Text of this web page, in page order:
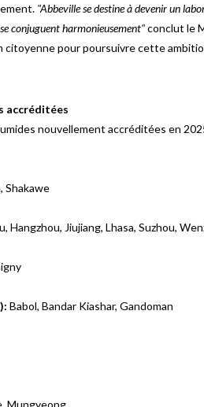
"Abbeville se destine à devenir un
conjuguent harmonieusement"conclut le
citoyenne pour poursuivre cette
accréditées
nouvellement accréditées en
Shakawe
Hangzhou, Jiujiang, Lhasa, Suzhou,
Babol, Bandar Kiashar, Gandoman
Mungyeong